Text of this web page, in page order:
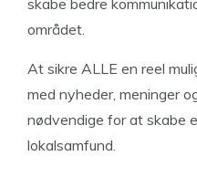
skabe bedre
området.
At sikre ALLE en reel
med nyheder, meninger
nødvendige for at skabe
lokalsamfund.